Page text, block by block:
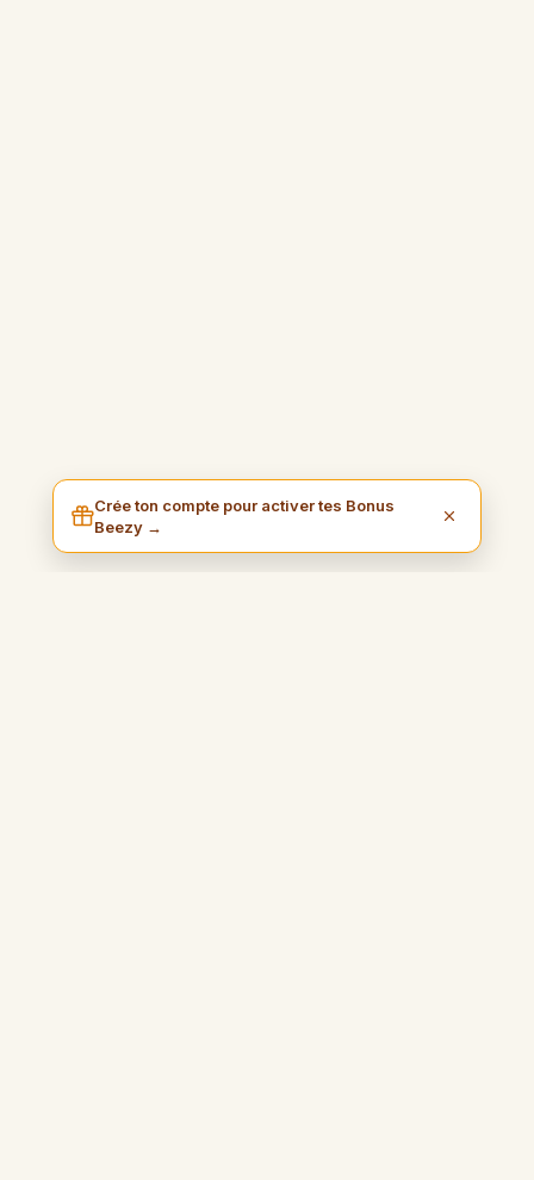
Crée ton compte pour activer tes Bonus
Beezy →